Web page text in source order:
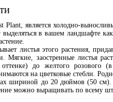
Plant, является холодно-
выделяться в вашем ландшафте
листья этого растения,
заостренные листья
до желтого розового
на цветковые стебли.
шириной до 20 дюймов (50 см).
можно выращивать по всему